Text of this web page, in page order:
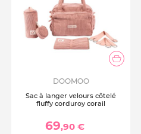
DOOMOO
Sac à langer velours côtelé
fluffy corduroy corail
69,90 €